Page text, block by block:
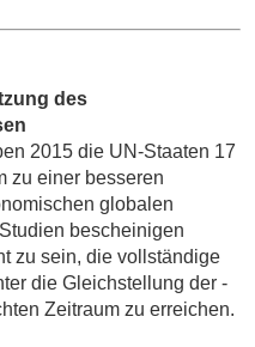
des
2015 die UN-Staaten 17
zu einer besseren
globalen
bescheinigen
zu sein, die vollständige
die Gleichstellung der
Zeitraum zu erreichen.